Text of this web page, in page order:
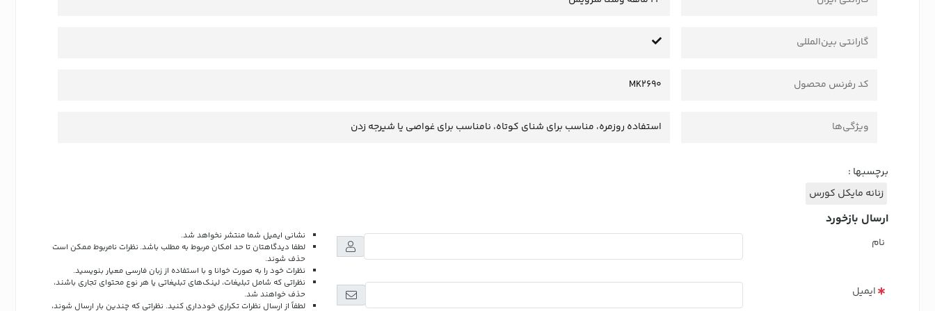
گارانتی بین‌المللی
کد رفرنس محصول MK2690
ویژگی‌ها استفاده روزمره، مناسب برای شنای کوتاه، نامناسب برای غواصی یا شیرجه زدن
برچسبها :
زنانه مایکل کورس
ارسال بازخورد
نام
ایمیل
نشانی ایمیل شما منتشر نخواهد شد.
لطفا دیدگاهتان تا حد امکان مربوط به مطلب باشد. نظرات نامربوط ممکن است
حذف شوند.
نظرات خود را به صورت خوانا و با استفاده از زبان فارسی معیار بنویسید.
نظراتی که شامل تبلیغات، لینک‌های تبلیغاتی یا هر نوع محتوای تجاری باشند،
حذف خواهند شد.
لطفاً از ارسال نظرات تکراری خودداری کنید. نظراتی که چندین بار ارسال شوند،